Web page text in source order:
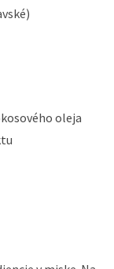
oleja